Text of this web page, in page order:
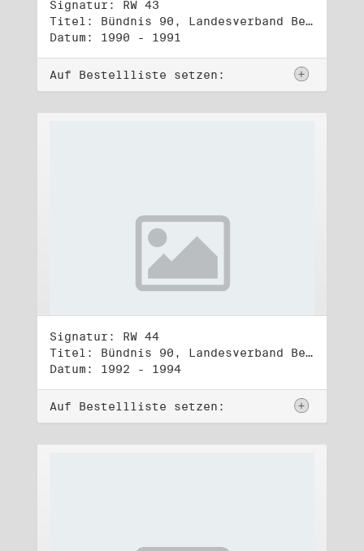
Signatur: RW 43
Titel: Bündnis 90, Landesverband Berlin (1)
Datum: 1990 - 1991
Auf Bestellliste setzen:
Signatur: RW 44
Titel: Bündnis 90, Landesverband Berlin (2)
Datum: 1992 - 1994
Auf Bestellliste setzen: